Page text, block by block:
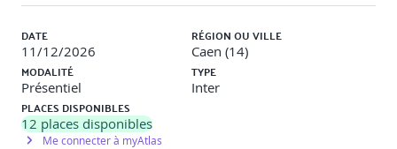
Aucun
Méthodes et moyens pédagogiques
Méthodes pédagogiques
exercices, mises en situation) Auto-positionnement en
début et fin de formation Mise en situation finale
DATE
11/12/2026
RÉGION OU VILLE
Caen (14)
MODALITÉ
Présentiel
TYPE
Inter
PLACES DISPONIBLES
12 places disponibles
Me connecter à myAtlas